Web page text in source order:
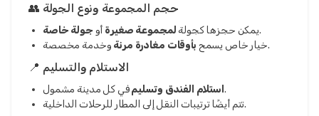
👥 حجم المجموعة ونوع الجولة
يمكن حجزها كجولةلمجموعة صغيرة أو جولة خاصة
.
خيار خاص يسمح بأوقات مغادرة مرنة وخدمة مخصصة.
📍 الاستلام والتسليم
استلام الفندق وتسليم في كل مدينة مشمول.
تتم أيضًا ترتيبات النقل إلى المطار للرحلات الداخلية.